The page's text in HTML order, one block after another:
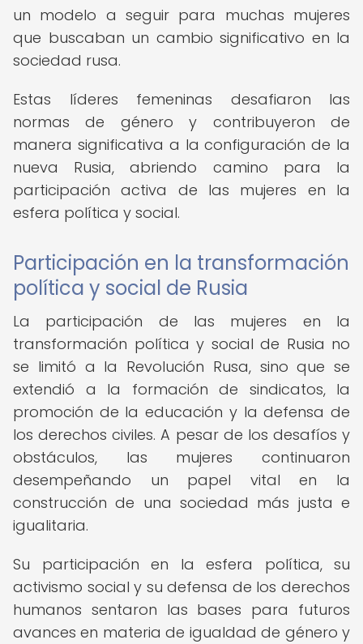
un modelo a seguir para muchas mujeres
que buscaban un cambio significativo en la
sociedad rusa.
Estas líderes femeninas desafiaron las
normas de género y contribuyeron de
manera significativa a la configuración de la
nueva Rusia, abriendo camino para la
participación activa de las mujeres en la
esfera política y social.
Participación en la transformación
política y social de Rusia
La participación de las mujeres en la
transformación política y social de Rusia no
se limitó a la Revolución Rusa, sino que se
extendió a la formación de sindicatos, la
promoción de la educación y la defensa de
los derechos civiles. A pesar de los desafíos y
obstáculos, las mujeres continuaron
desempeñando un papel vital en la
construcción de una sociedad más justa e
igualitaria.
Su participación en la esfera política, su
activismo social y su defensa de los derechos
humanos sentaron las bases para futuros
avances en materia de igualdad de género y